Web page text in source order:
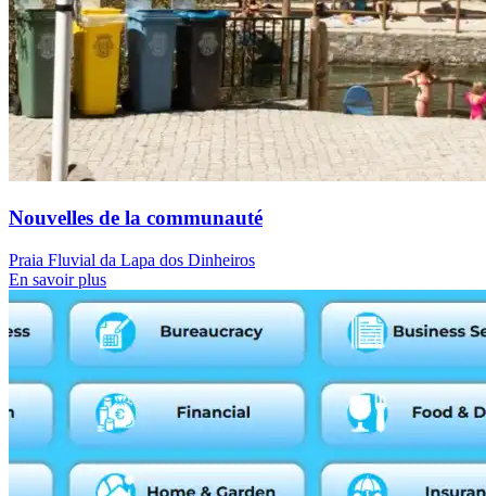
Nouvelles de la communauté
Praia Fluvial da Lapa dos Dinheiros
En savoir plus